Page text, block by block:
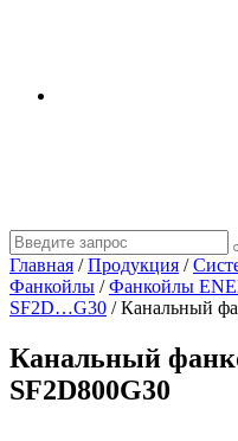
Главная / Продукция /
Фанкойлы / Фанкойлы
SF2D…G30 /Канальный
Канальный
SF2D800G30